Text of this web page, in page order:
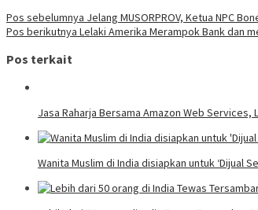
Pos sebelumnya Jelang MUSORPROV, Ketua NPC
Pos berikutnya Lelaki Amerika Merampok Bank dan
Pos terkait
Jasa Raharja Bersama Amazon Web
Wanita Muslim di India disiapkan untuk ‘Dijual